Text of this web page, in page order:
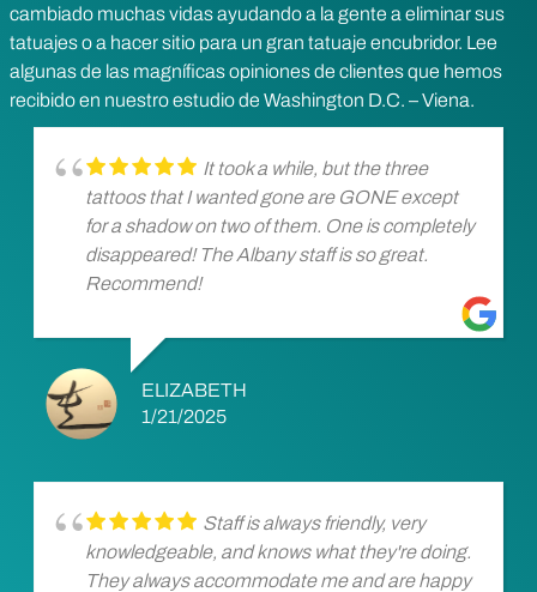
cambiado muchas vidas ayudando a la gente a eliminar sus
tatuajes o a hacer sitio para un gran tatuaje encubridor. Lee
algunas de las magníficas opiniones de clientes que hemos
recibido en nuestro estudio de Washington D.C. – Viena.
It took a while, but the three
tattoos that I wanted gone are GONE except
for a shadow on two of them. One is completely
disappeared! The Albany staff is so great.
Recommend!
ELIZABETH
1/21/2025
Staff is always friendly, very
knowledgeable, and knows what they're doing.
They always accommodate me and are happy